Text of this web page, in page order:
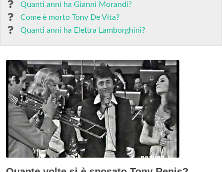
Quanti anni ha Gianni Morandi?
Come è morto Tony De Vita?
Quanti anni ha Elettra Lamborghini?